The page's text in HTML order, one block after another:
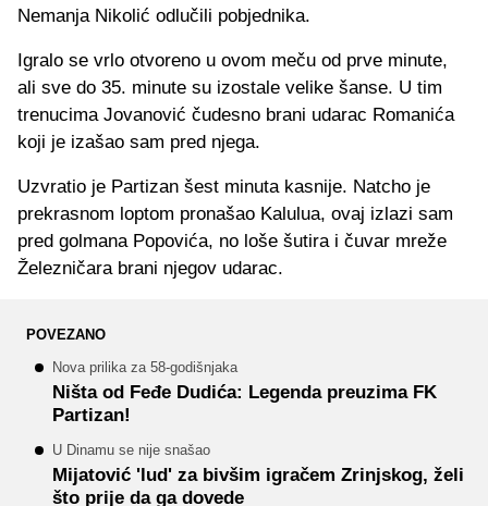
Nemanja Nikolić odlučili pobjednika.
Igralo se vrlo otvoreno u ovom meču od prve minute,
ali sve do 35. minute su izostale velike šanse. U tim
trenucima Jovanović čudesno brani udarac Romanića
koji je izašao sam pred njega.
Uzvratio je Partizan šest minuta kasnije. Natcho je
prekrasnom loptom pronašao Kalulua, ovaj izlazi sam
pred golmana Popovića, no loše šutira i čuvar mreže
Železničara brani njegov udarac.
POVEZANO
Nova prilika za 58-godišnjaka
Ništa od Feđe Dudića: Legenda preuzima FK
Partizan!
U Dinamu se nije snašao
Mijatović 'lud' za bivšim igračem Zrinjskog, želi
što prije da ga dovede